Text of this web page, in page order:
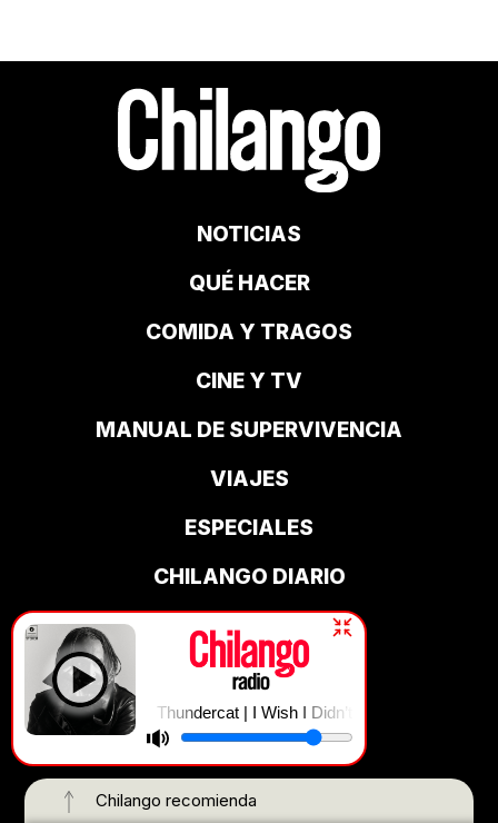
Thundercat | I Wish I Didn’t Waste Your Time
Chilango recomienda
NOTICIAS
QUÉ HACER
COMIDA Y TRAGOS
CINE Y TV
MANUAL DE SUPERVIVENCIA
VIAJES
ESPECIALES
CHILANGO DIARIO
Descarga media kit
Suscríbete